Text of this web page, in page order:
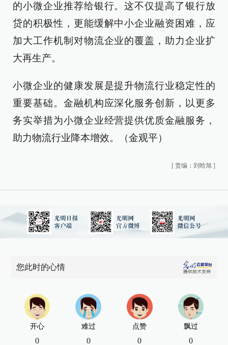
的小微企业推荐给银行。这不仅提高了银行放
贷的积极性，更能缓解中小企业融资困难，应
加大工作机制对物流企业的覆盖，助力企业扩
大再生产。
小微企业的健康发展是提升物流行业稳定性的
重要基础。金融机构应深化服务创新，以更多
务实举措为小微企业经营提供优质金融服务，
助力物流行业降本增效。（金观平）
[ 责编：刘晗旭 ]
您此时的心情
开心
0
难过
0
点赞
0
飘过
0